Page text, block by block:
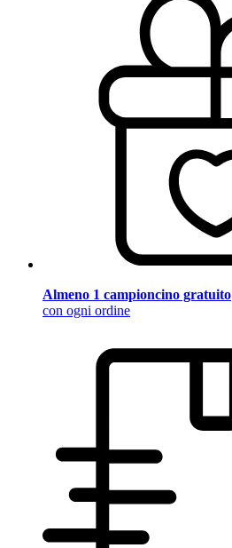
Almeno 1 campioncino gratuito
con ogni ordine